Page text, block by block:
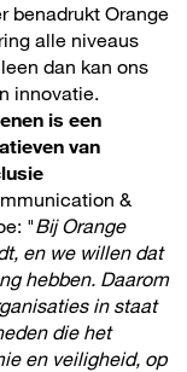
benadrukt Orange
alle niveaus
dan kan ons
innovatie.
is een
van
&
"Bij Orange
en we willen dat
hebben. Daarom
in staat
die het
en veiligheid, op